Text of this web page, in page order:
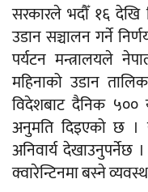
सरकारले भदौँ १६ देखि
उडान सञ्चालन गर्ने
पर्यटन मन्त्रालयले
महिनाको उडान
विदेशबाट दैनिक ५००
अनुमति दिइएको छ ।
अनिवार्य
क्वारेन्टिनमा बस्ने